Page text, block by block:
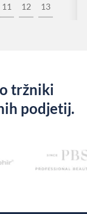
11 12 13
tržniki
podjetij.